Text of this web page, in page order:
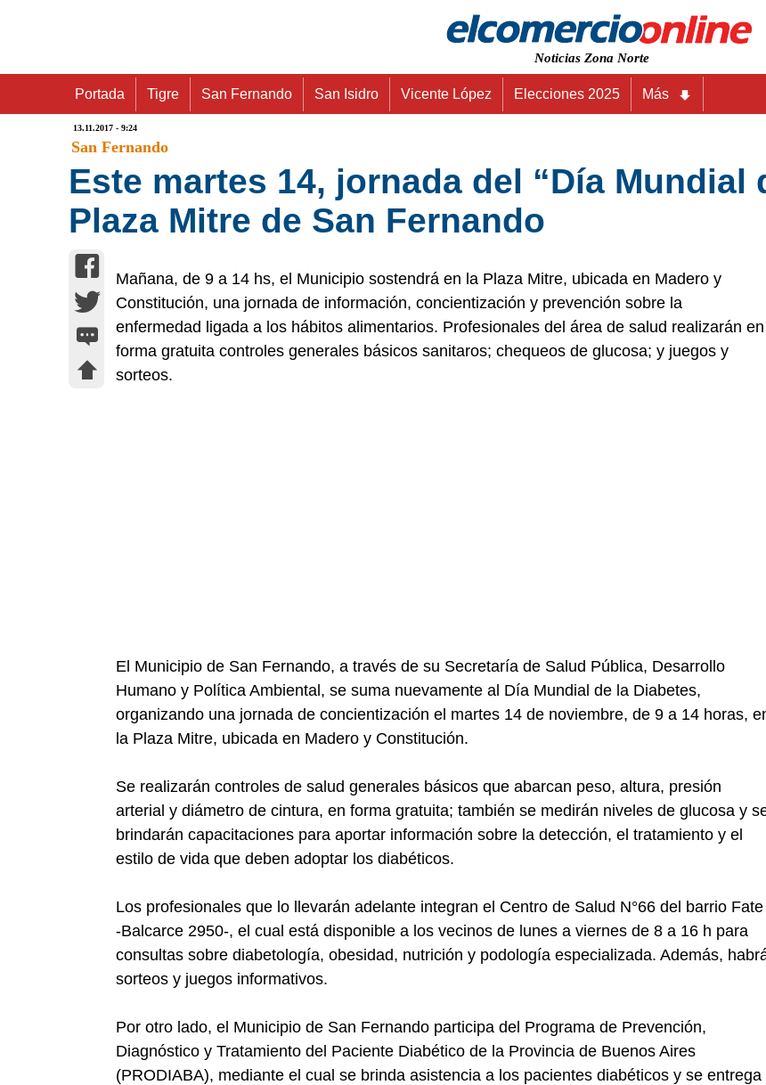
Noticias Zona Norte
Portada Tigre San Fernando San Isidro Vicente López Elecciones 2025 Más
13.11.2017 - 9:24
San Fernando
Este martes 14, jornada del “Día Mundial
Plaza Mitre de San Fernando
Mañana, de 9 a 14 hs, el Municipio sostendrá en la Plaza Mitre, ubicada en Madero y
Constitución, una jornada de información, concientización y prevención sobre la
enfermedad ligada a los hábitos alimentarios. Profesionales del área de salud realizarán en
forma gratuita controles generales básicos sanitaros; chequeos de glucosa; y juegos y
sorteos.
El Municipio de San Fernando, a través de su Secretaría de Salud Pública, Desarrollo
Humano y Política Ambiental, se suma nuevamente al Día Mundial de la Diabetes,
organizando una jornada de concientización el martes 14 de noviembre, de 9 a 14 horas,
la Plaza Mitre, ubicada en Madero y Constitución.
Se realizarán controles de salud generales básicos que abarcan peso, altura, presión
arterial y diámetro de cintura, en forma gratuita; también se medirán niveles de glucosa y
brindarán capacitaciones para aportar información sobre la detección, el tratamiento y el
estilo de vida que deben adoptar los diabéticos.
Los profesionales que lo llevarán adelante integran el Centro de Salud N°66 del barrio Fate
-Balcarce 2950-, el cual está disponible a los vecinos de lunes a viernes de 8 a 16 h para
consultas sobre diabetología, obesidad, nutrición y podología especializada. Además,
sorteos y juegos informativos.
Por otro lado, el Municipio de San Fernando participa del Programa de Prevención,
Diagnóstico y Tratamiento del Paciente Diabético de la Provincia de Buenos Aires
(PRODIABA), mediante el cual se brinda asistencia a los pacientes diabéticos y se entrega